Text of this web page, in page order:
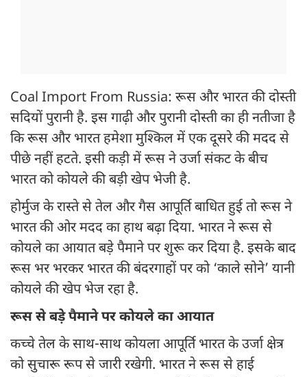
Coal Import From Russia: रूस और भारत की दोस्ती
सदियों पुरानी है. इस गाढ़ी और पुरानी दोस्ती का ही नतीजा है
कि रूस और भारत हमेशा मुश्किल में एक दूसरे की मदद से
पीछे नहीं हटते. इसी कड़ी में रूस ने उर्जा संकट के बीच
भारत को कोयले की बड़ी खेप भेजी है.
होर्मुज के रास्ते से तेल और गैस आपूर्ति बाधित हुई तो रूस ने
भारत की ओर मदद का हाथ बढ़ा दिया. भारत ने रूस से
कोयले का आयात बड़े पैमाने पर शुरू कर दिया है. इसके बाद
रूस भर भरकर भारत की बंदरगाहों पर को ‘काले सोने’ यानी
कोयले की खेप भेज रहा है.
रूस से बड़े पैमाने पर कोयले का आयात
कच्चे तेल के साथ-साथ कोयला आपूर्ति भारत के उर्जा क्षेत्र
को सुचारू रूप से जारी रखेगी. भारत ने रूस से हाई